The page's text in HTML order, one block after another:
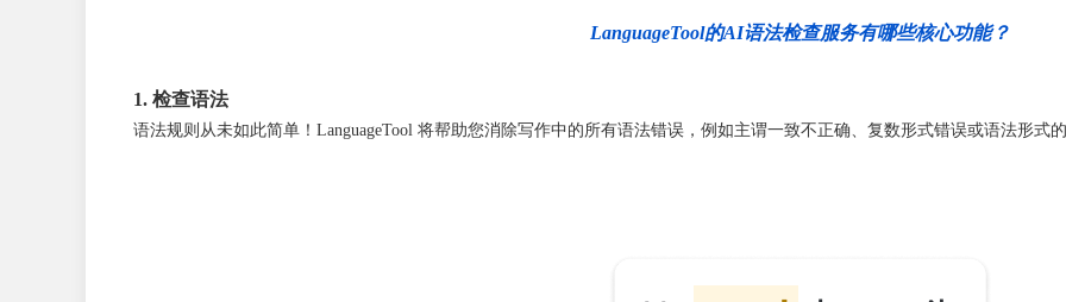
LanguageTool的AI语法检查服务有哪些核心功能？
1. 检查语法
语法规则从未如此简单！LanguageTool 将帮助您消除写作中的所有语法错误，例如主谓一致不正确、复数形式错误或语法形式